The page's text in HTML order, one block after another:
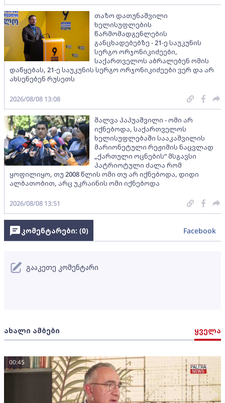
თაზო დათუნაშვილი
ხელისუფლების
წარმომადგენლების
განცხადებებზე - 21-ე საუკუნის
სერგო ორჯონიკიძეები,
საქართველოს აბრალებენ ომის
დაწყებას, 21-ე საუკუნის სერგო ორჯონიკიძეები ვერ და არ
ახსენებენ რუსეთს
2026/08/08 13:08
შალვა პაპუაშვილი - ომი არ
იქნებოდა, საქართველოს
ხელისუფლებაში სააკაშვილის
მარიონეტული რეჟიმის ნაცვლად
„ქართული ოცნების“ მსგავსი
პატრიოტული ძალა რომ
ყოფილიყო, თუ 2008 წლის ომი თუ არ იქნებოდა, დიდი
ალბათობით, არც უკრაინის ომი იქნებოდა
2026/08/08 13:51
ახალი ამბები ყველა
00:45
კომენტარები: (0) Facebook
გააკეთე კომენტარი